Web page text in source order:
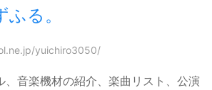
る。
yuichiro3050/
、音楽機材の紹介、楽曲リスト、公演